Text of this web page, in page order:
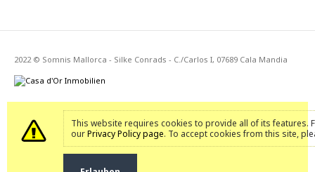
2022 © Somnis Mallorca - Silke Conrads - C./Carlos I, 07689 Cala Mandia
This website requires cookies to provide all of its features.
ourPrivacy Policy page. To accept cookies from this site,